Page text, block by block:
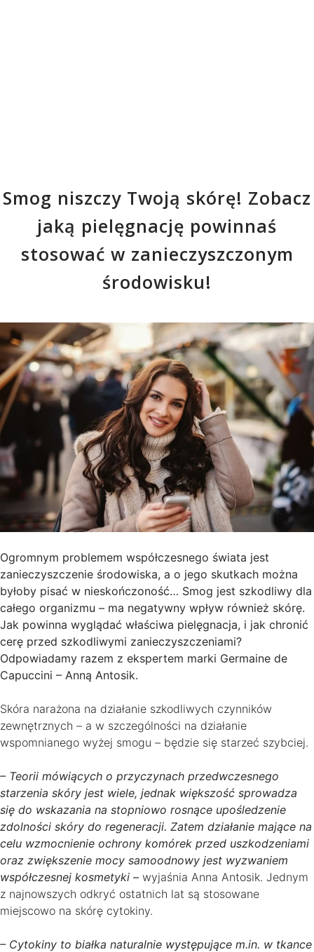
Smog niszczy Twoją skórę! Zobacz
jaką pielęgnację powinnaś
stosować w zanieczyszczonym
środowisku!
Ogromnym problemem współczesnego świata jest
zanieczyszczenie środowiska, a o jego skutkach można
byłoby pisać w nieskończoność… Smog jest szkodliwy dla
całego organizmu – ma negatywny wpływ również skórę.
Jak powinna wyglądać właściwa pielęgnacja, i jak chronić
cerę przed szkodliwymi zanieczyszczeniami?
Odpowiadamy razem z ekspertem marki Germaine de
Capuccini – Anną Antosik.
Skóra narażona na działanie szkodliwych czynników
zewnętrznych – a w szczególności na działanie
wspomnianego wyżej smogu – będzie się starzeć szybciej.
– Teorii mówiących o przyczynach przedwczesnego
starzenia skóry jest wiele, jednak większość sprowadza
się do wskazania na stopniowo rosnące upośledzenie
zdolności skóry do regeneracji. Zatem działanie mające na
celu wzmocnienie ochrony komórek przed uszkodzeniami
oraz zwiększenie mocy samoodnowy jest wyzwaniem
współczesnej kosmetyki – wyjaśnia Anna Antosik. Jednym
z najnowszych odkryć ostatnich lat są stosowane
miejscowo na skórę cytokiny.
– Cytokiny to białka naturalnie występujące m.in. w tkance